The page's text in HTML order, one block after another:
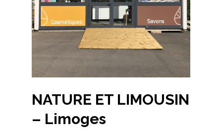
NATURE ET LIMOUSIN
– Limoges